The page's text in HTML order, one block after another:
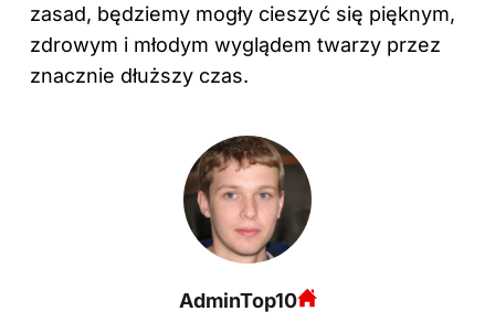
zasad, będziemy mogły cieszyć się pięknym,
zdrowym i młodym wyglądem twarzy przez
znacznie dłuższy czas.
AdminTop10